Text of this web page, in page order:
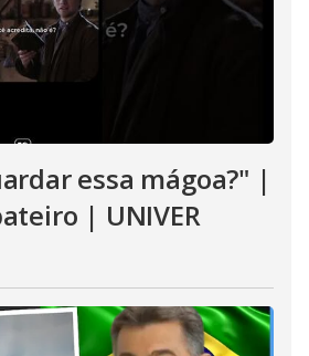
essa mágoa?" |
| UNIVER